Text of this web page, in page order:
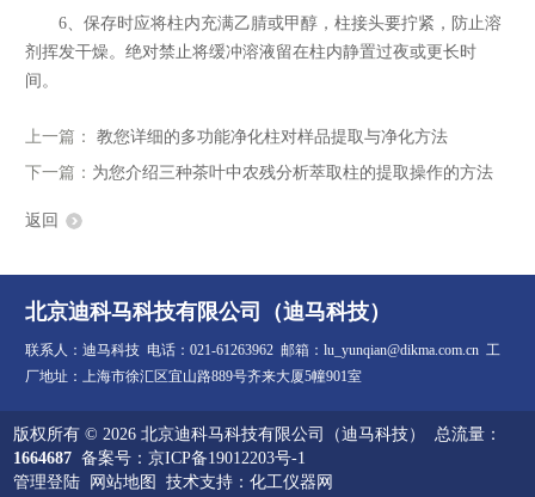
6、保存时应将柱内充满乙腈或甲醇，柱接头要拧紧，防止溶
剂挥发干燥。绝对禁止将缓冲溶液留在柱内静置过夜或更长时
间。
上一篇：教您详细的多功能净化柱对样品提取与净化方法
下一篇： 为您介绍三种茶叶中农残分析萃取柱的提取操作的方法
返回
北京迪科马科技有限公司（迪马科技）
联系人：迪马科技 电话：021-61263962 邮箱：lu_yunqian@dikma.com.cn 工
厂地址：上海市徐汇区宜山路889号齐来大厦5幢901室
版权所有 © 2026 北京迪科马科技有限公司（迪马科技） 总流量：
1664687 备案号：京ICP备19012203号-1
管理登陆
网站地图 技术支持：化工仪器网